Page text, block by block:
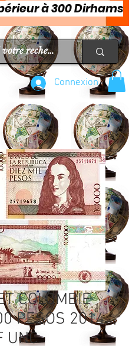
à 300 Dirhams
Connexion
COLOMBIE
PESOS 2014
UNC